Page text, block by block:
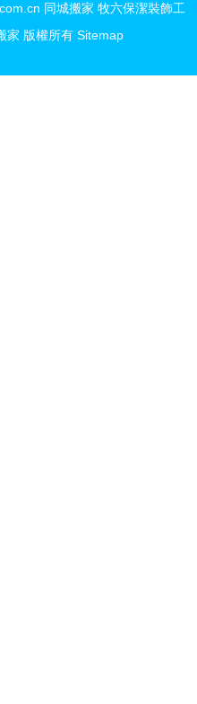
同城搬家 牧六保潔裝飾工
家 版權所有 Sitemap